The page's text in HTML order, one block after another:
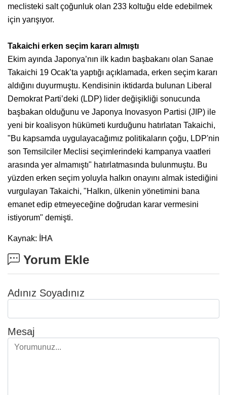
meclisteki salt çoğunluk olan 233 koltuğu elde edebilmek
için yarışıyor.
Takaichi erken seçim kararı almıştı
Ekim ayında Japonya’nın ilk kadın başbakanı olan Sanae
Takaichi 19 Ocak’ta yaptığı açıklamada, erken seçim kararı
aldığını duyurmuştu. Kendisinin iktidarda bulunan Liberal
Demokrat Parti’deki (LDP) lider değişikliği sonucunda
başbakan olduğunu ve Japonya Inovasyon Partisi (JIP) ile
yeni bir koalisyon hükümeti kurduğunu hatırlatan Takaichi,
"Bu kapsamda uygulayacağımız politikaların çoğu, LDP'nin
son Temsilciler Meclisi seçimlerindeki kampanya vaatleri
arasında yer almamıştı" hatırlatmasında bulunmuştu. Bu
yüzden erken seçim yoluyla halkın onayını almak istediğini
vurgulayan Takaichi, "Halkın, ülkenin yönetimini bana
emanet edip etmeyeceğine doğrudan karar vermesini
istiyorum" demişti.
Kaynak: İHA
Yorum Ekle
Adınız Soyadınız
Mesaj